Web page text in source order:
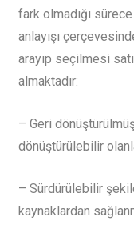
fark olmadığı
anlayışı
arayıp seçilmesi
almaktadır:
– Geri
dönüştürülebilir
– Sürdürülebilir
kaynaklardan